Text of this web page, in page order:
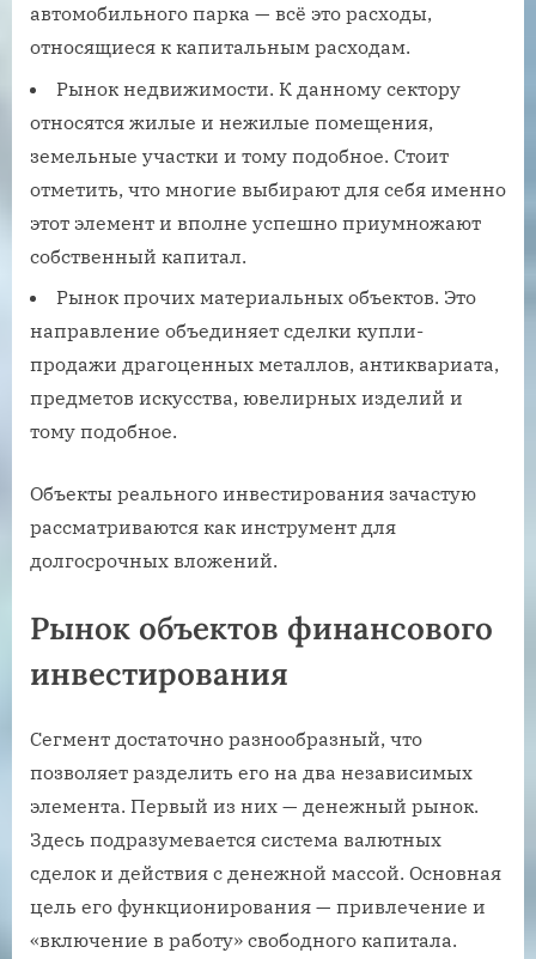
автомобильного парка — всё это расходы,
относящиеся к капитальным расходам.
Рынок недвижимости. К данному сектору
относятся жилые и нежилые помещения,
земельные участки и тому подобное. Стоит
отметить, что многие выбирают для себя именно
этот элемент и вполне успешно приумножают
собственный капитал.
Рынок прочих материальных объектов. Это
направление объединяет сделки купли-
продажи драгоценных металлов, антиквариата,
предметов искусства, ювелирных изделий и
тому подобное.
Объекты реального инвестирования зачастую
рассматриваются как инструмент для
долгосрочных вложений.
Рынок объектов финансового
инвестирования
Сегмент достаточно разнообразный, что
позволяет разделить его на два независимых
элемента. Первый из них — денежный рынок.
Здесь подразумевается система валютных
сделок и действия с денежной массой. Основная
цель его функционирования — привлечение и
«включение в работу» свободного капитала.